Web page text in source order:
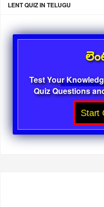
LENT QUIZ IN TELUGU
Test Your
Quiz Questions
Start